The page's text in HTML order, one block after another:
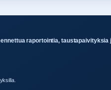
raportointia, taustapaivityksia